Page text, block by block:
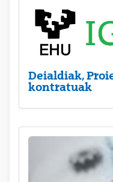
Deialdiak,
kontratuak